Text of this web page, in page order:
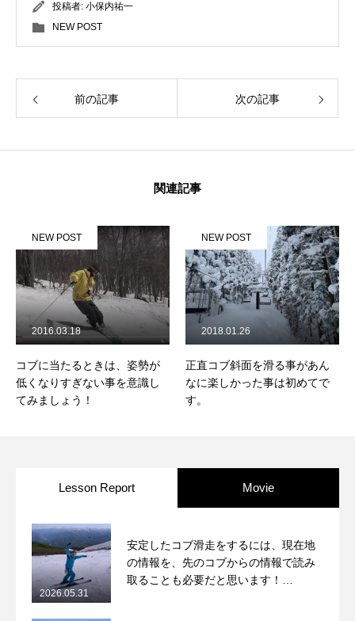
投稿者: 小保内祐一
NEW POST
前の記事 次の記事
関連記事
NEW POST
コブに当たるときは、姿勢が
低くなりすぎない事を意識し
てみましょう！
2016.03.18
NEW POST
正直コブ斜面を滑る事があん
なに楽しかった事は初めてで
す。
2018.01.26
Lesson Report Movie
安定したコブ滑走をするには、現在地
の情報を、先のコブからの情報で読み
取ることも必要だと思います！
2026.05.31